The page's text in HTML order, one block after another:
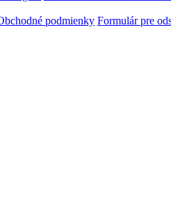
podmienky Formulár pre